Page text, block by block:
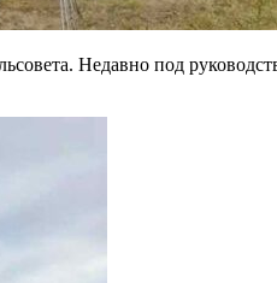
Недавно под